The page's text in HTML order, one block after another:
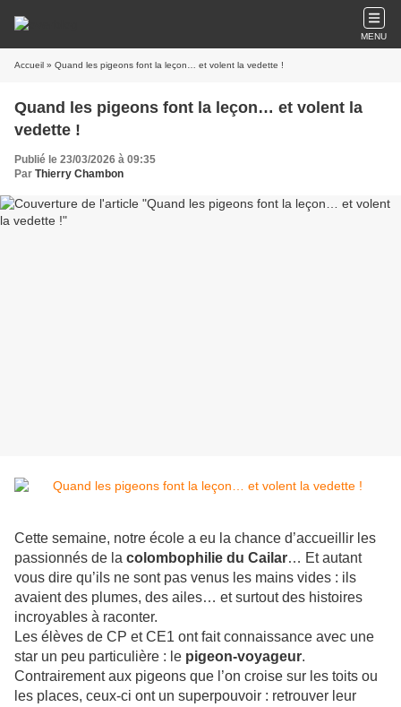
MENU
Accueil » Quand les pigeons font la leçon… et volent la vedette !
Quand les pigeons font la leçon… et volent la
vedette !
Publié le 23/03/2026 à 09:35
Par Thierry Chambon
Cette semaine, notre école a eu la chance d’accueillir les
passionnés de la colombophilie du Cailar… Et autant
vous dire qu’ils ne sont pas venus les mains vides : ils
avaient des plumes, des ailes… et surtout des histoires
incroyables à raconter.
Les élèves de CP et CE1 ont fait connaissance avec une
star un peu particulière : le pigeon-voyageur.
Contrairement aux pigeons que l’on croise sur les toits ou
les places, ceux-ci ont un superpouvoir : retrouver leur